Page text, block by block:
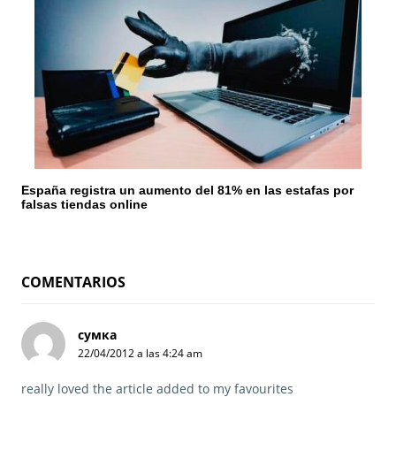
España registra un aumento del 81% en las estafas por
falsas tiendas online
COMENTARIOS
сумка
i
e
22/04/2012 a las 4:24 am
really loved the article added to my favourites